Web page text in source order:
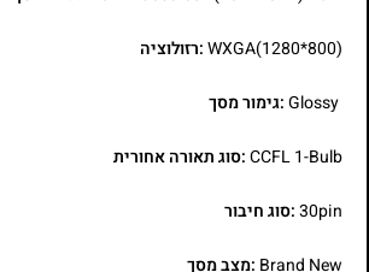
WXGA(1280*800):רזולוציה
Glossy:גימור מסך
CCFL 1-Bulb:סוג תאורה אחורית
30pin:סוג חיבור
Brand New :מצב מסך